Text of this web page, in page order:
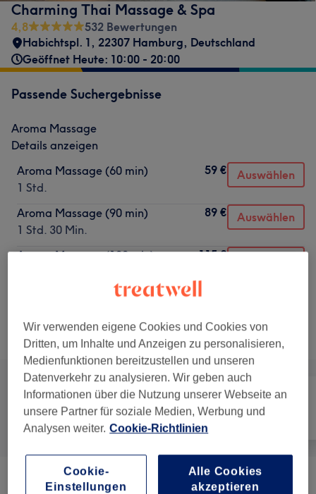
Charming Thai Massage & Spa
4,8
532 Bewertungen
Habichtspl. 1, 22307 Hamburg, Deutschland
Geöffnet Heute: 10:00 - 20:00
Passende Suchergebnisse
Aroma Massage
Details anzeigen
Aroma Massage (60 min)
1 Std.
59 € Auswählen
Aroma Massage (90 min)
1 Std. 30 Min.
89 € Auswählen
Aroma Massage (120 min)
115 €
Nicht gefunden wonach du gesucht hast?
Alle Services
Alle Massage
Massagen (11) ab 35 €
Wir verwenden eigene Cookies und Cookies von
Dritten, um Inhalte und Anzeigen zu personalisieren,
Medienfunktionen bereitzustellen und unseren
Datenverkehr zu analysieren. Wir geben auch
Informationen über die Nutzung unserer Webseite an
unsere Partner für soziale Medien, Werbung und
Analysen weiter. Cookie-Richtlinien
Cookie-
Einstellungen
Alle Cookies
akzeptieren